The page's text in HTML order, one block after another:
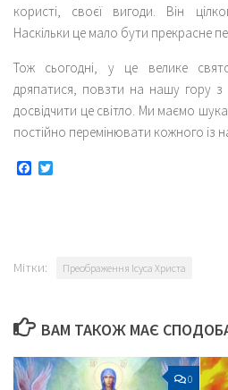
користі, своєї вигоди. Він
Наскільки це мало бути прекрасне
Тож сьогодні, у це велике
дряпатися, повзти на нашу гору
досвідчити це світло. Ми маємо
постійно перемінювати кожного із
Facebook
Мітки: Преображення Ісуса Христа
ВАМ ТАКОЖ МАЄ
0